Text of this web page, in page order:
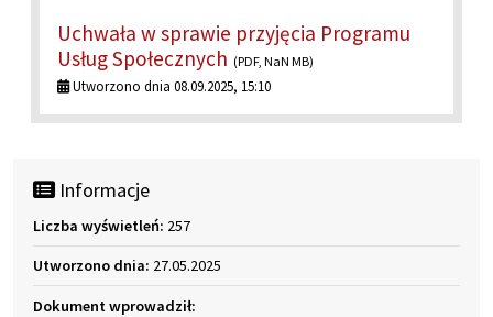
Uchwała w sprawie przyjęcia Programu
Usług Społecznych (PDF, NaN MB)
Utworzono dnia 08.09.2025, 15:10
Informacje
Liczba wyświetleń: 257
Utworzono dnia: 27.05.2025
Dokument wprowadził: